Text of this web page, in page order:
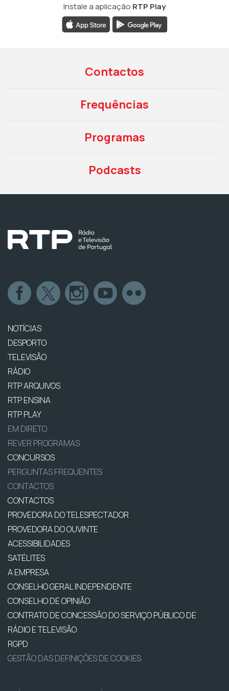
Instale a aplicação RTP Play
Contactos
Frequências
Programas
Podcasts
NOTÍCIAS
DESPORTO
TELEVISÃO
RÁDIO
RTP ARQUIVOS
RTP ENSINA
RTP PLAY
EM DIRETO
REVER PROGRAMAS
CONCURSOS
PERGUNTAS FREQUENTES
CONTACTOS
CONTACTOS
PROVEDORA DO TELESPECTADOR
PROVEDORA DO OUVINTE
ACESSIBILIDADES
SATÉLITES
A EMPRESA
CONSELHO GERAL INDEPENDENTE
CONSELHO DE OPINIÃO
CONTRATO DE CONCESSÃO DO SERVIÇO PÚBLICO DE
RÁDIO E TELEVISÃO
RGPD
GESTÃO DAS DEFINIÇÕES DE COOKIES